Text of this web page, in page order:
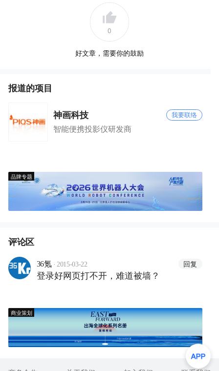
0
好文章，需要你的鼓励
报道的项目
神画科技 我要联络
智能便携投影仪研发商
品牌专题
评论区
36氪 · 2015-03-22 回复
登录好网页打不开，难道被墙？
商业策划